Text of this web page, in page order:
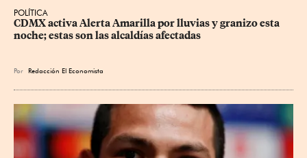
POLÍTICA
CDMX activa Alerta Amarilla por lluvias y granizo esta
noche; estas son las alcaldías afectadas
Por Redacción El Economista